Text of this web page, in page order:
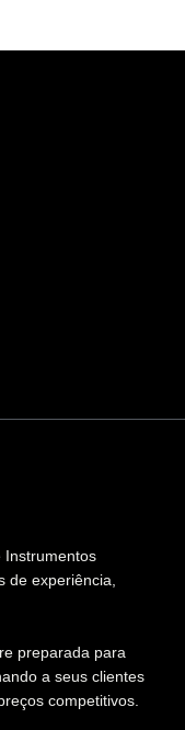
Instrumentos
de experiência,
preparada para
a seus clientes
competitivos.